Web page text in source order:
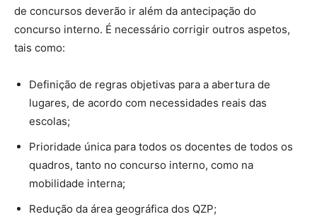
de concursos deverão ir além da antecipação do
concurso interno. É necessário corrigir outros aspetos,
tais como:
Definição de regras objetivas para a abertura de
lugares, de acordo com necessidades reais das
escolas;
Prioridade única para todos os docentes de todos os
quadros, tanto no concurso interno, como na
mobilidade interna;
Redução da área geográfica dos QZP;